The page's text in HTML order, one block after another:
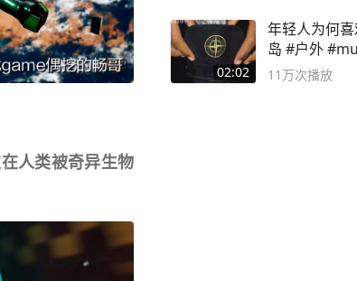
人类被奇异生物
02:02
年轻人为何
岛 #户外
球流氓
11万次播放